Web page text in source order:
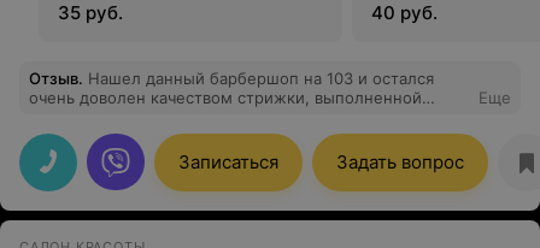
35 руб.
40 руб.
Отзыв. Нашел данный барбершоп на 103 и остался
очень доволен качеством стрижки, выполненной
работе, учла все мои пожелания и предложила свои
советы, что сделало результат просто замечательным.
Атмосфера в салоне приятная и уютная, а персонал
вежливый и дружелюбный. Обязательно вернусь снова
и снова!
Еще
Записаться Задать вопрос